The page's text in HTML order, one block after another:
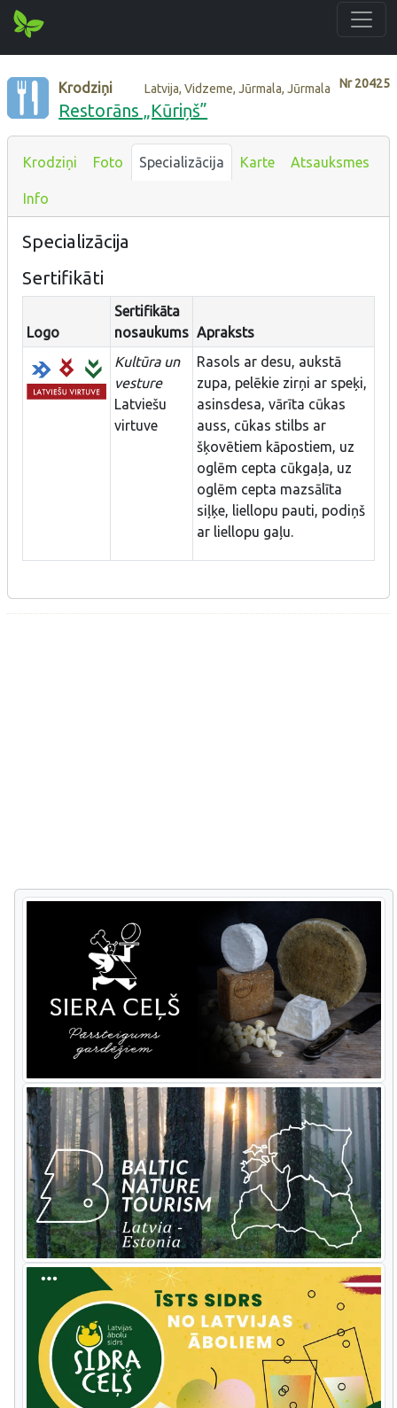
Nr20425
Krodziņi Latvija, Vidzeme, Jūrmala, Jūrmala
Restorāns „Kūriņš”
Krodziņi Foto Specializācija Karte Atsauksmes
Info
Specializācija
Sertifikāti
Logo
Sertifikāta
nosaukums Apraksts
Kultūra un
vesture
Latviešu
virtuve
Rasols ar desu, aukstā
zupa, pelēkie zirņi ar speķi,
asinsdesa, vārīta cūkas
auss, cūkas stilbs ar
šķovētiem kāpostiem, uz
oglēm cepta cūkgaļa, uz
oglēm cepta mazsālīta
siļķe, liellopu pauti, podiņš
ar liellopu gaļu.